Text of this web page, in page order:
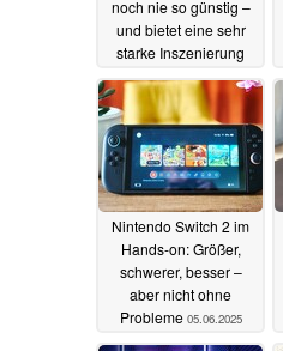
noch nie so günstig –
und bietet eine sehr
starke Inszenierung
und
abwechslungsreiches
Gameplay06.06.2025
Nintendo Switch 2 im
Hands-on: Größer,
schwerer, besser –
aber nicht ohne
Probleme 05.06.2025